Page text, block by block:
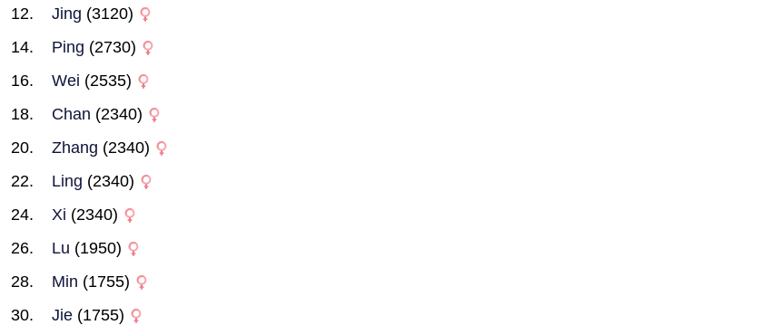
Jing (3120)
Ping (2730)
Wei (2535)
Chan (2340)
Zhang (2340)
Ling (2340)
Xi (2340)
Lu (1950)
Min (1755)
Jie(1755)